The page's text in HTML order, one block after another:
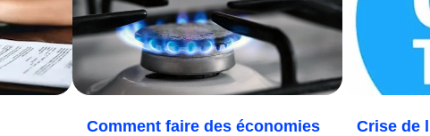
Comment faire des économies
Crise de